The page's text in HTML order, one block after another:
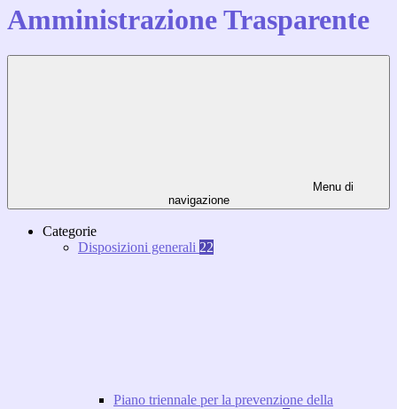
Amministrazione Trasparente
Menu di
navigazione
Categorie
Disposizioni generali 22
Piano triennale per la prevenzione della